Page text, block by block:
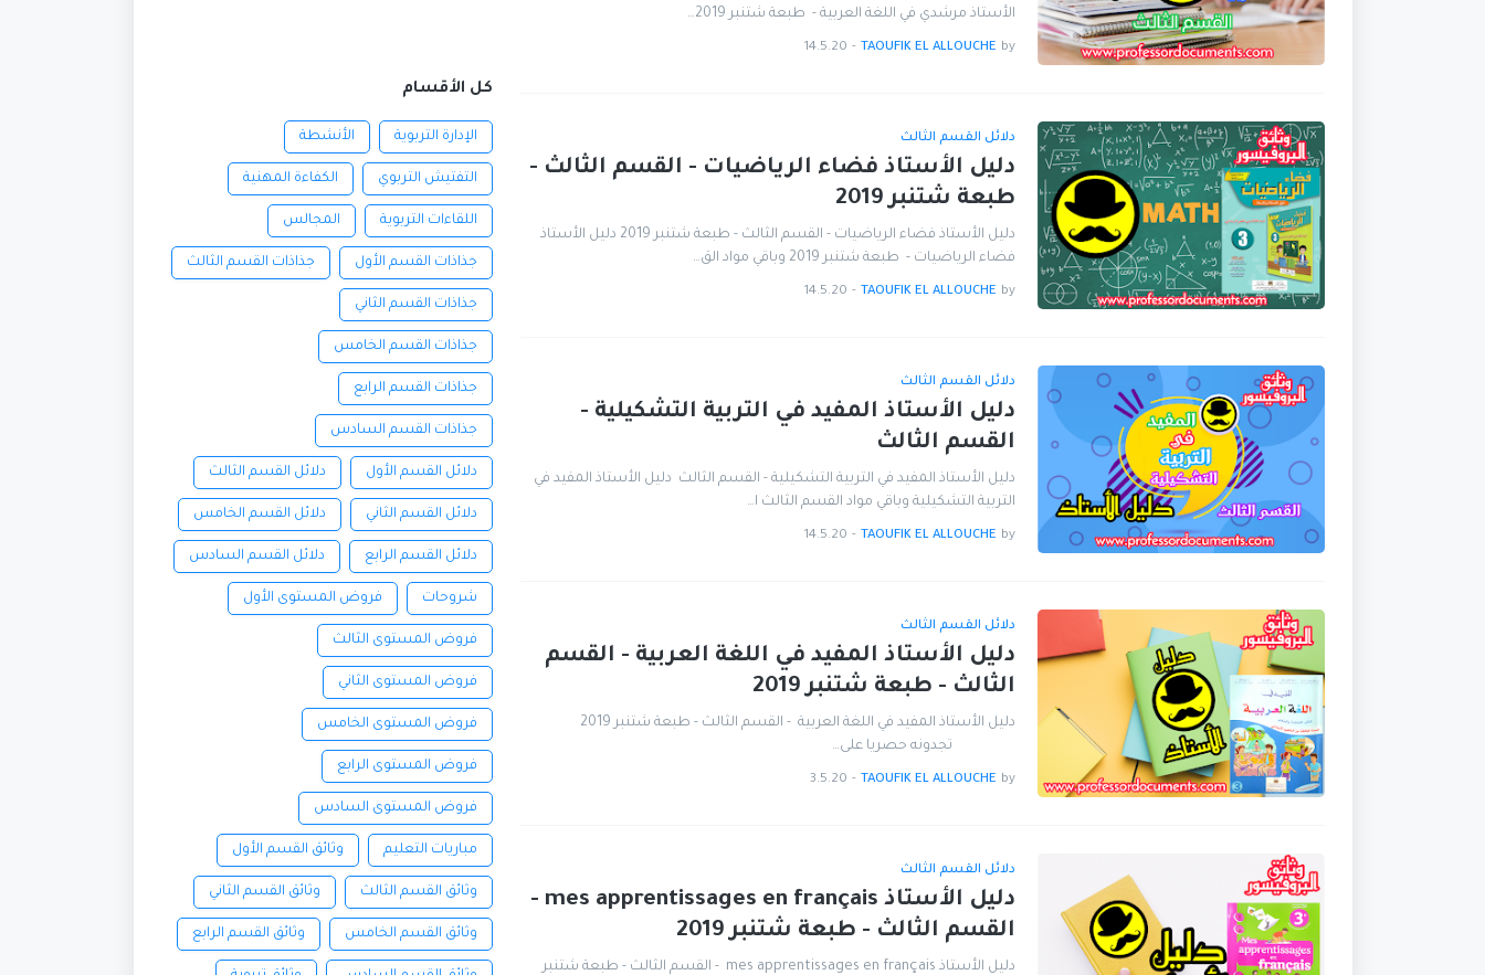
الأستاذ مرشدي في اللغة العربية - طبعة شتنبر 2019…
by
TAOUFIK EL ALLOUCHE
-
14.5.20
دلائل القسم الثالث
دليل الأستاذ فضاء الرياضيات - القسم الثالث -
طبعة شتنبر 2019
دليل الأستاذ فضاء الرياضيات - القسم الثالث - طبعة شتنبر 2019 دليل الأستاذ
فضاء الرياضيات - طبعة شتنبر 2019 وباقي مواد الق…
by
TAOUFIK EL ALLOUCHE
-
14.5.20
دلائل القسم الثالث
دليل الأستاذ المفيد في التربية التشكيلية -
القسم الثالث
دليل الأستاذ المفيد في التربية التشكيلية - القسم الثالث دليل الأستاذ المفيد في
التربية التشكيلية وباقي مواد القسم الثالث ا…
by
TAOUFIK EL ALLOUCHE
-
14.5.20
دلائل القسم الثالث
دليل الأستاذ المفيد في اللغة العربية - القسم
الثالث - طبعة شتنبر 2019
تجدونه حصريا على…
by
TAOUFIK EL ALLOUCHE
-
3.5.20
دلائل القسم الثالث
دليل الأستاذ mes apprentissages en français -
القسم الثالث - طبعة شتنبر 2019
دليل الأستاذ mes apprentissages en français - القسم الثالث - طبعة شتنبر
كل الأقسام
الإدارة التربوية الأنشطة
التفتيش التربوي الكفاءة المهنية
اللقاءات التربوية المجالس
جذاذات القسم الأول جذاذات القسم الثالث
جذاذات القسم الثاني
جذاذات القسم الخامس
جذاذات القسم الرابع
جذاذات القسم السادس
دلائل القسم الأول دلائل القسم الثالث
دلائل القسم الثاني دلائل القسم الخامس
دلائل القسم الرابع دلائل القسم السادس
شروحات فروض المستوى الأول
فروض المستوى الثالث
فروض المستوى الثاني
فروض المستوى الخامس
فروض المستوى الرابع
فروض المستوى السادس
مباريات التعليم وثائق القسم الأول
وثائق القسم الثالث وثائق القسم الثاني
وثائق القسم الخامس وثائق القسم الرابع